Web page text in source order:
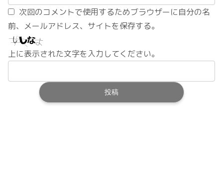
次回のコメントで使用するためブラウザーに自分の名
前、メールアドレス、サイトを保存する。
上に表示された文字を入力してください。